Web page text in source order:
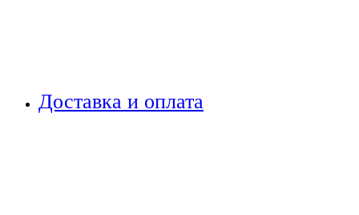
Доставка и оплата